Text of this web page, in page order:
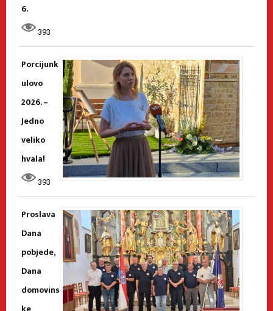
6.
393
Porcijunk
ulovo
2026. –
Jedno
veliko
hvala!
393
Proslava
Dana
pobjede,
Dana
domovins